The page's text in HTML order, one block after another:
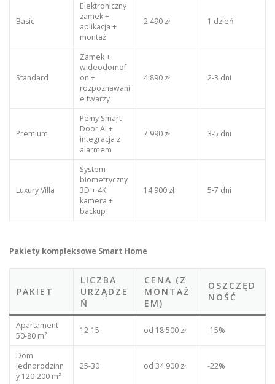
Basic
Elektroniczny
zamek +
aplikacja +
montaż
2 490 zł 1 dzień
Standard
Zamek +
wideodomof
on +
rozpoznawani
e twarzy
4 890 zł 2-3 dni
Premium
Pełny Smart
Door AI +
integracja z
alarmem
7 990 zł 3-5 dni
Luxury Villa
System
biometryczny
3D + 4K
kamera +
backup
14 900 zł 5-7 dni
Pakiety kompleksowe Smart Home
PAKIET
LICZBA
URZĄDZE
Ń
CENA (Z
MONTAŻ
EM)
OSZCZĘD
NOŚĆ
Apartament
50-80 m²
12-15 od 18 500 zł -15%
Dom
jednorodzinn
y 120-200 m²
25-30 od 34 900 zł -22%